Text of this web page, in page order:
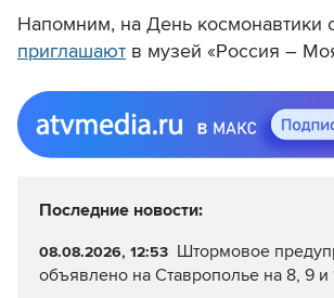
Напомним, на День космонавтики
приглашают в музей «Россия –
Последние новости:
08.08.2026, 12:53 Штормовое
объявлено на Ставрополье на 8, 9 и